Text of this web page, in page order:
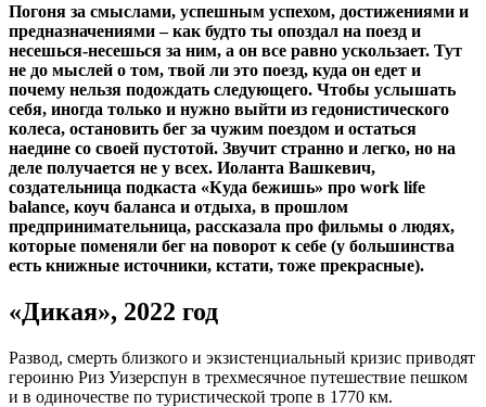
Погоня за смыслами, успешным успехом, достижениями и
предназначениями – как будто ты опоздал на поезд и
несешься-несешься за ним, а он все равно ускользает. Тут
не до мыслей о том, твой ли это поезд, куда он едет и
почему нельзя подождать следующего. Чтобы услышать
себя, иногда только и нужно выйти из гедонистического
колеса, остановить бег за чужим поездом и остаться
наедине со своей пустотой. Звучит странно и легко, но на
деле получается не у всех. Иоланта Вашкевич,
создательница подкаста «Куда бежишь» про work life
balance, коуч баланса и отдыха, в прошлом
предпринимательница, рассказала про фильмы о людях,
которые поменяли бег на поворот к себе (у большинства
есть книжные источники, кстати, тоже прекрасные).
«Дикая», 2022 год
Развод, смерть близкого и экзистенциальный кризис приводят
героиню Риз Уизерспун в трехмесячное путешествие пешком
и в одиночестве по туристической тропе в 1770 км.